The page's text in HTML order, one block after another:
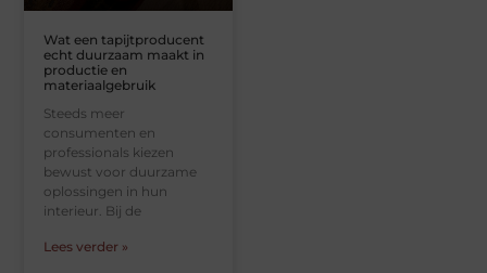
Wat een tapijtproducent
echt duurzaam maakt in
productie en
materiaalgebruik
Steeds meer
consumenten en
professionals kiezen
bewust voor duurzame
oplossingen in hun
interieur. Bij de
Lees verder »